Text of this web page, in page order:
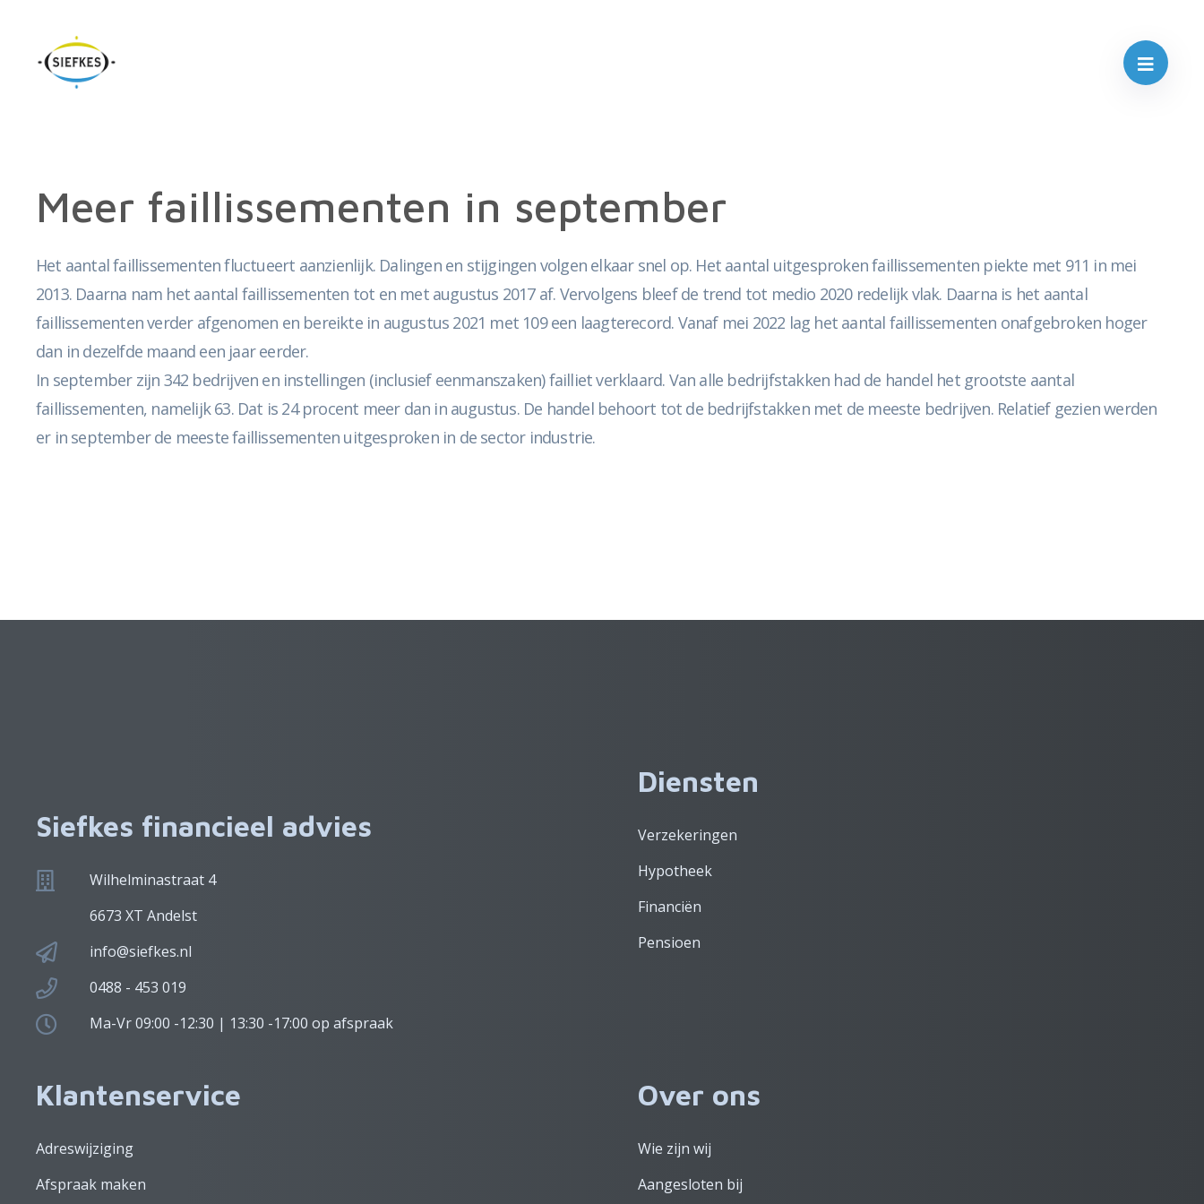
Meer faillissementen in september
Het aantal faillissementen fluctueert aanzienlijk. Dalingen en stijgingen volgen elkaar snel op. Het aantal uitgesproken faillissementen piekte met 911 in mei
2013. Daarna nam het aantal faillissementen tot en met augustus 2017 af. Vervolgens bleef de trend tot medio 2020 redelijk vlak. Daarna is het aantal
faillissementen verder afgenomen en bereikte in augustus 2021 met 109 een laagterecord. Vanaf mei 2022 lag het aantal faillissementen onafgebroken hoger
dan in dezelfde maand een jaar eerder.
In september zijn 342 bedrijven en instellingen (inclusief eenmanszaken) failliet verklaard. Van alle bedrijfstakken had de handel het grootste aantal
faillissementen, namelijk 63. Dat is 24 procent meer dan in augustus. De handel behoort tot de bedrijfstakken met de meeste bedrijven. Relatief gezien werden
er in september de meeste faillissementen uitgesproken in de sector industrie.
Siefkes financieel advies
Wilhelminastraat 4
6673 XT Andelst
info@siefkes.nl
0488 - 453 019
Ma-Vr 09:00 -12:30 | 13:30 -17:00 op afspraak
Diensten
Verzekeringen
Hypotheek
Financiën
Pensioen
Klantenservice
Adreswijziging
Afspraak maken
Over ons
Wie zijn wij
Aangesloten bij